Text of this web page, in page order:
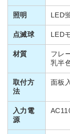
照明 LED
点滅球 LED
材質
フレ
乳半
取付方
法
面板
入力電
源